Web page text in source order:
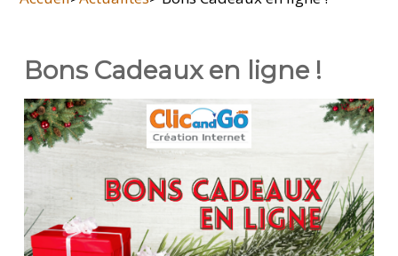
Bons Cadeaux en ligne !